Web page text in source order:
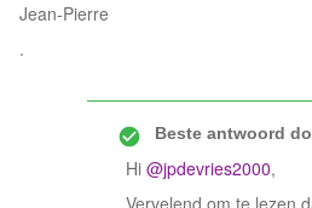
Jean-Pierre
.
Beste antwoord
Hi @jpdevries2000,
Vervelend om te lezen